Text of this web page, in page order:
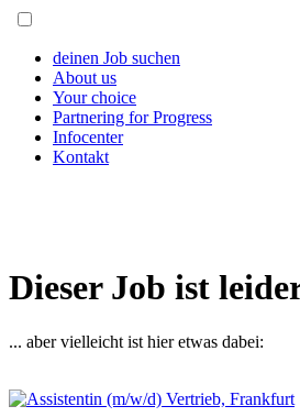
deinen Job suchen
About us
Your choice
Partnering for Progress
Infocenter
Kontakt
Dieser Job ist
... aber vielleicht ist hier etwas dabei: